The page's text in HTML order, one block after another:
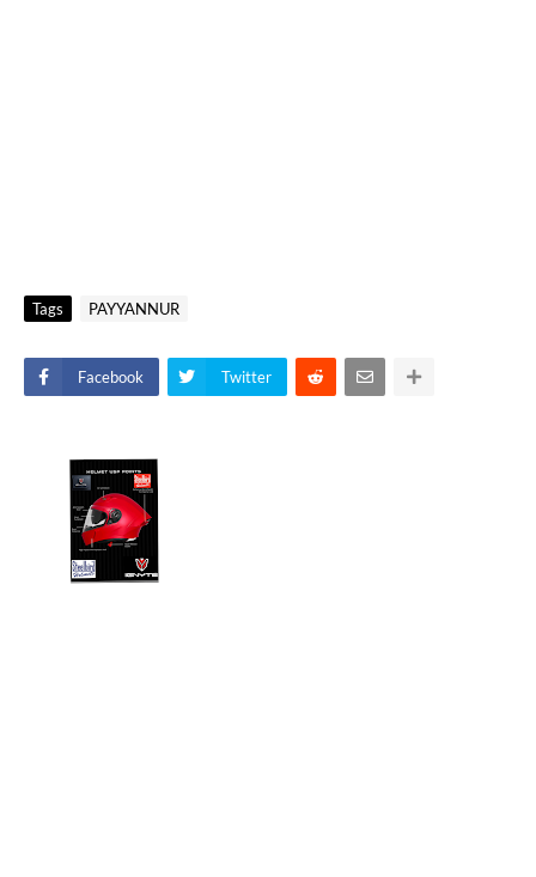
Tags PAYYANNUR
Facebook Twitter